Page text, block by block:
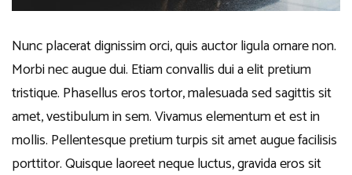
Nunc placerat dignissim orci, quis auctor ligula ornare non.
Morbi nec augue dui. Etiam convallis dui a elit pretium
tristique. Phasellus eros tortor, malesuada sed sagittis sit
amet, vestibulum in sem. Vivamus elementum et est in
mollis. Pellentesque pretium turpis sit amet augue facilisis
porttitor. Quisque laoreet neque luctus, gravida eros sit